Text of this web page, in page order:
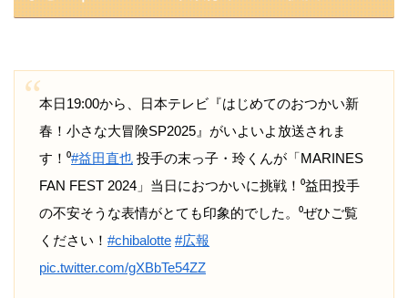
本日19:00から、日本テレビ『はじめてのおつかい新
春！小さな大冒険SP2025』がいよいよ放送されま
す！⁰#益田直也 投手の末っ子・玲くんが「MARINES
FAN FEST 2024」当日におつかいに挑戦！⁰益田投手
の不安そうな表情がとても印象的でした。⁰ぜひご覧
ください！ #chibalotte #広報
pic.twitter.com/gXBbTe54ZZ